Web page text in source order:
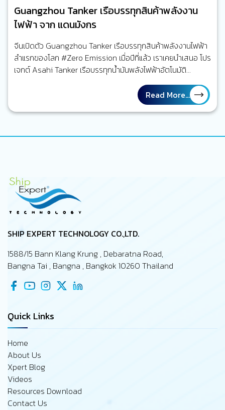
Guangzhou Tanker เรือบรรทุกสินค้าพลังงาน
ไฟฟ้า จาก แดนมังกร
จีนเปิดตัว Guangzhou Tanker เรือบรรทุกสินค้าพลังงานไฟฟ้า
ลำแรกของโลก #Zero Emission เมื่อปีที่แล้ว เราเคยนำเสนอ โปร
เจกต์ Asahi Tanker เรือบรรทุกน้ำมันพลังไฟฟ้าอัตโนมัติ
จาก e5 Lab Inc. แต่จริงๆ แล้ว จีน ได้มีการเปิดตัว ‘Guangzhou
Tanker’ ซึ่งเป็น เรือขนส่งสินค้าพลังงานไฟฟ้าลำแรกของโลก มา
แล้ว ซึ่งใช้งานตั้งแต่ปี 2017 Guangzhou Tanker ใช้ขนส่ง
ถ่านหินหนัก 2,000 ตัน ในเส้นทาง…
Read More...
SHIP EXPERT TECHNOLOGY CO.,LTD.
1588/15 Bann Klang Krung , Debaratna Road,
Bangna Tai , Bangna , Bangkok 10260 Thailand
Quick Links
Home
About Us
Xpert Blog
Videos
Resources Download
Contact Us